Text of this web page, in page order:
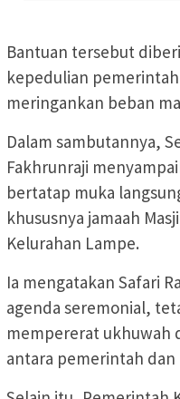
Bantuan tersebut
kepedulian
meringankan beban
Dalam sambutannya,
Fakhrunraji
bertatap muka
khususnya jamaah
Kelurahan Lampe.
Ia mengatakan Safari
agenda seremonial,
mempererat ukhuwah
antara pemerintah dan